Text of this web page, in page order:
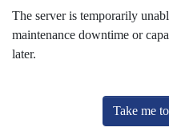
The server is temporarily
maintenance downtime or
later.
Take me